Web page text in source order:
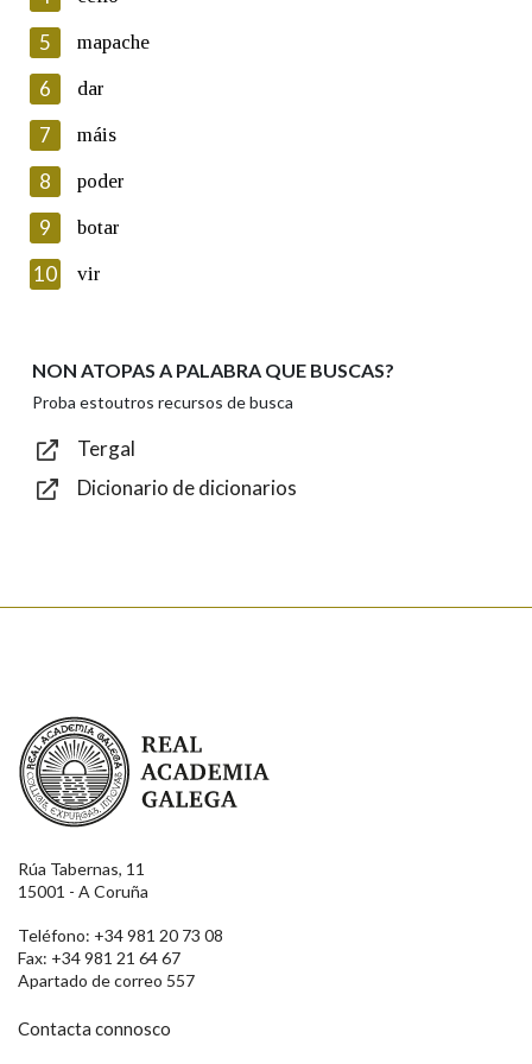
Lin e acepto as condicións da política de
Introduce o código que aparece na imaxe:
Texto de verificación
Enviar
5 mapache
6 dar
7 máis
8 poder
9 botar
10 vir
NON ATOPAS A PALABRA QUE BUSCAS?
Proba estoutros recursos de busca
Tergal
Dicionario de dicionarios
Real Academia Galega
Rúa Tabernas, 11
15001 - A Coruña
Teléfono: +34 981 20 73 08
Fax: +34 981 21 64 67
Apartado de correo 557
Contacta connosco